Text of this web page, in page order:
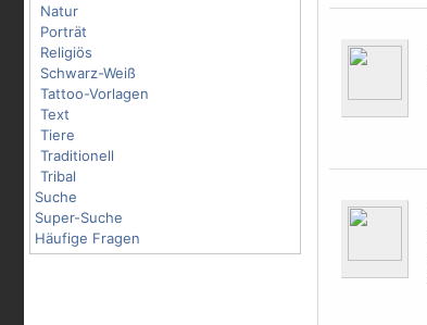
Natur
Porträt
Religiös
Schwarz-Weiß
Tattoo-Vorlagen
Text
Tiere
Traditionell
Tribal
Suche
Super-Suche
Häufige Fragen